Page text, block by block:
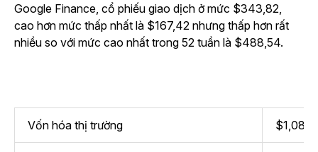
Google Finance, cổ phiếu giao dịch ở mức $343,82,
cao hơn mức thấp nhất là $167,42 nhưng thấp hơn rất
nhiều so với mức cao nhất trong 52 tuần là $488,54.
Vốn hóa thị trường $1,08